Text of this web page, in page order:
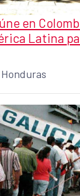
en
Latina
Honduras